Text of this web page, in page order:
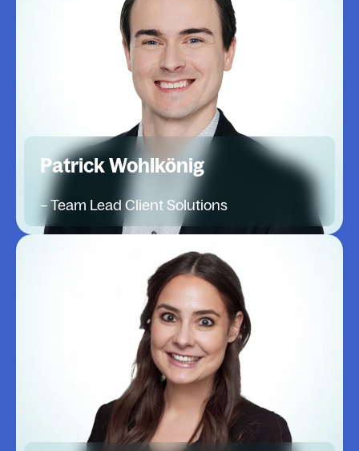
Patrick Wohlkönig
– Team Lead Client Solutions